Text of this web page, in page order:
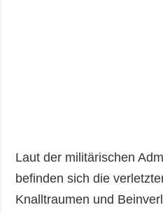
Laut der militärischen
befinden sich die
Knalltraumen und